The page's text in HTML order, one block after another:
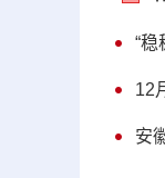
“
12
安